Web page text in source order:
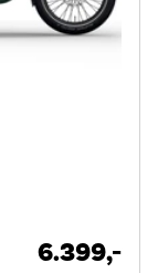
6.399,-